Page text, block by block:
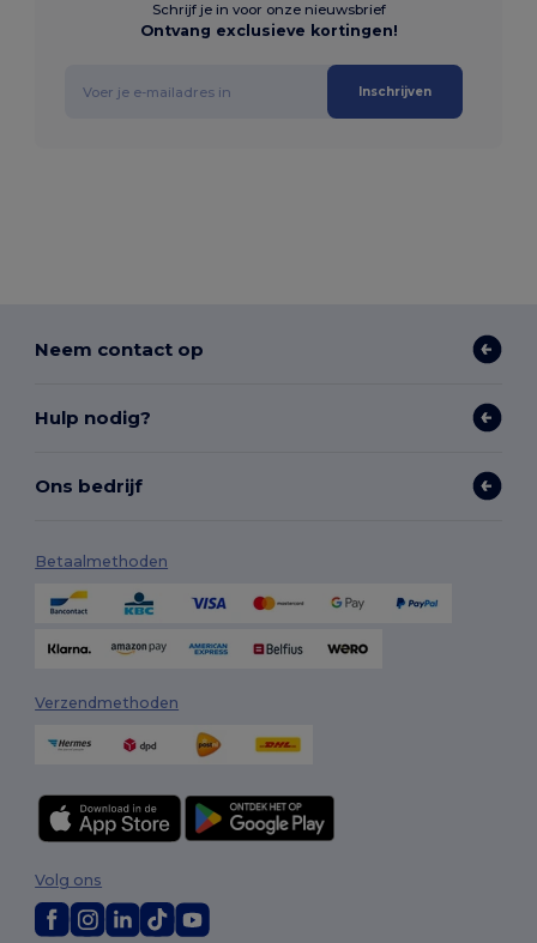
Schrijf je in voor onze nieuwsbrief
Ontvang exclusieve kortingen!
Inschrijven
Neem contact op
Hulp nodig?
Ons bedrijf
Betaalmethoden
Verzendmethoden
Volg ons